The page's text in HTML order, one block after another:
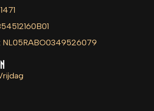
NL05RABO0349526079